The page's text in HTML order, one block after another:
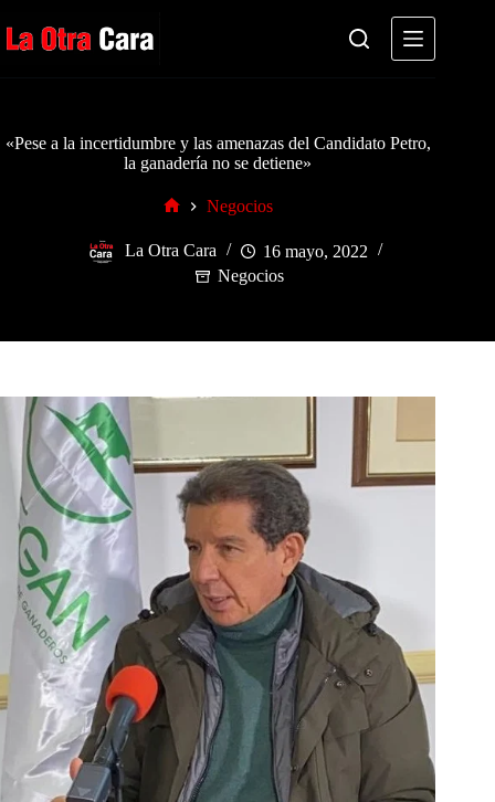
al
contenido
«Pese a la incertidumbre y las amenazas del Candidato Petro,
la ganadería no se detiene»
Negocios
La Otra Cara
16 mayo, 2022
Negocios